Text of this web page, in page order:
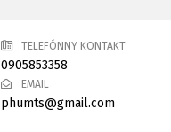
TELEFÓNNY KONTAKT
0905853358
EMAIL
phumts@gmail.com